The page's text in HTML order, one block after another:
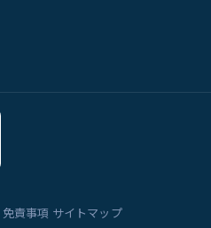
免責事項 サイトマップ